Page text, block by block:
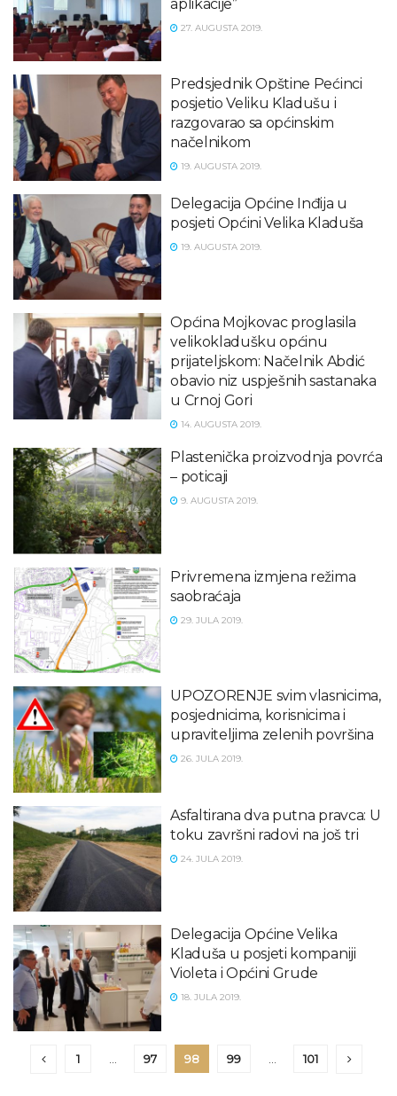
aplikacije”
27. AUGUSTA 2019.
Predsjednik Opštine Pećinci
posjetio Veliku Kladušu i
razgovarao sa općinskim
načelnikom
19. AUGUSTA 2019.
Delegacija Općine Inđija u
posjeti Općini Velika Kladuša
19. AUGUSTA 2019.
Općina Mojkovac proglasila
velikokladušku općinu
prijateljskom: Načelnik Abdić
obavio niz uspješnih sastanaka
u Crnoj Gori
14. AUGUSTA 2019.
Plastenička proizvodnja povrća
– poticaji
9. AUGUSTA 2019.
Privremena izmjena režima
saobraćaja
29. JULA 2019.
UPOZORENJE svim vlasnicima,
posjednicima, korisnicima i
upraviteljima zelenih površina
26. JULA 2019.
Asfaltirana dva putna pravca: U
toku završni radovi na još tri
24. JULA 2019.
Delegacija Općine Velika
Kladuša u posjeti kompaniji
Violeta i Općini Grude
18. JULA 2019.
1 97 98 99 101